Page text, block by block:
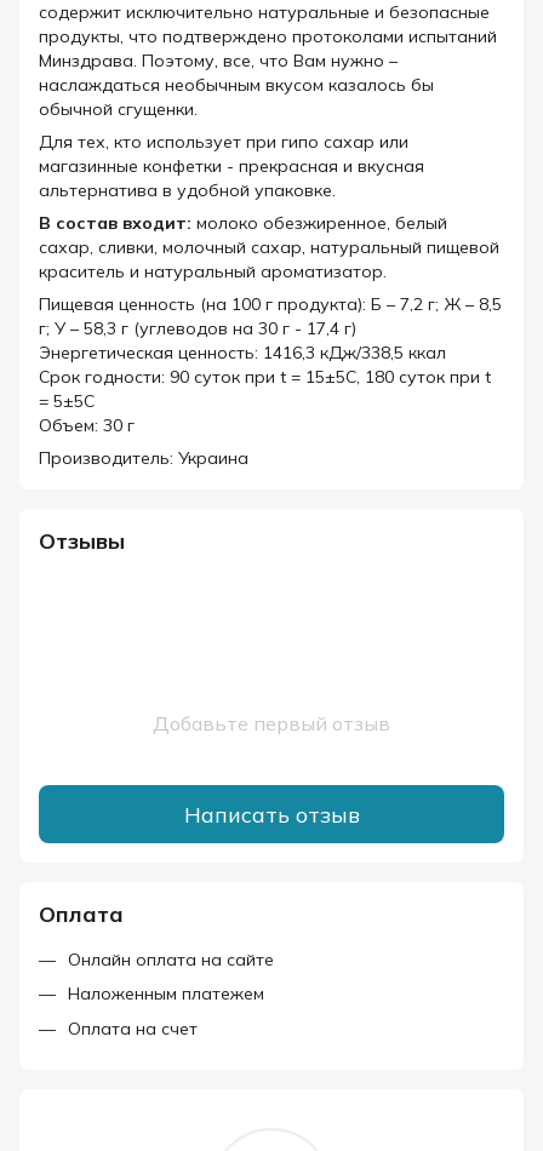
содержит исключительно натуральные и безопасные
продукты, что подтверждено протоколами испытаний
Минздрава. Поэтому, все, что Вам нужно –
наслаждаться необычным вкусом казалось бы
обычной сгущенки.
Для тех, кто использует при гипо сахар или
магазинные конфетки - прекрасная и вкусная
альтернатива в удобной упаковке.
В состав входит: молоко обезжиренное, белый
сахар, сливки, молочный сахар, натуральный пищевой
краситель и натуральный ароматизатор.
Пищевая ценность (на 100 г продукта): Б – 7,2 г; Ж – 8,5
г; У – 58,3 г (углеводов на 30 г - 17,4 г)
Энергетическая ценность: 1416,3 кДж/338,5 ккал
Срок годности: 90 суток при t = 15±5C, 180 суток при t
= 5±5C
Объем: 30 г
Производитель: Украина
Отзывы
Добавьте первый отзыв
Написать отзыв
Оплата
Онлайн оплата на сайте
Наложенным платежем
Оплата на счет